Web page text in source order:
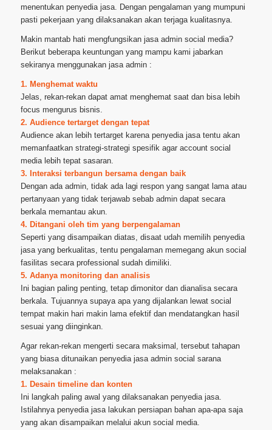
menentukan penyedia jasa. Dengan pengalaman yang mumpuni
pasti pekerjaan yang dilaksanakan akan terjaga kualitasnya.
Makin mantab hati mengfungsikan jasa admin social media?
Berikut beberapa keuntungan yang mampu kami jabarkan
sekiranya menggunakan jasa admin :
1. Menghemat waktu
Jelas, rekan-rekan dapat amat menghemat saat dan bisa lebih
focus mengurus bisnis.
2. Audience tertarget dengan tepat
Audience akan lebih tertarget karena penyedia jasa tentu akan
memanfaatkan strategi-strategi spesifik agar account social
media lebih tepat sasaran.
3. Interaksi terbangun bersama dengan baik
Dengan ada admin, tidak ada lagi respon yang sangat lama atau
pertanyaan yang tidak terjawab sebab admin dapat secara
berkala memantau akun.
4. Ditangani oleh tim yang berpengalaman
Seperti yang disampaikan diatas, disaat udah memilih penyedia
jasa yang berkualitas, tentu pengalaman memegang akun social
fasilitas secara professional sudah dimiliki.
5. Adanya monitoring dan analisis
Ini bagian paling penting, tetap dimonitor dan dianalisa secara
berkala. Tujuannya supaya apa yang dijalankan lewat social
tempat makin hari makin lama efektif dan mendatangkan hasil
sesuai yang diinginkan.
Agar rekan-rekan mengerti secara maksimal, tersebut tahapan
yang biasa ditunaikan penyedia jasa admin social sarana
melaksanakan :
1. Desain timeline dan konten
Ini langkah paling awal yang dilaksanakan penyedia jasa.
Istilahnya penyedia jasa lakukan persiapan bahan apa-apa saja
yang akan disampaikan melalui akun social media.